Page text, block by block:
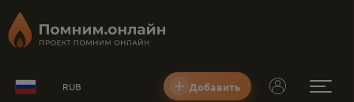
RUB Добавить